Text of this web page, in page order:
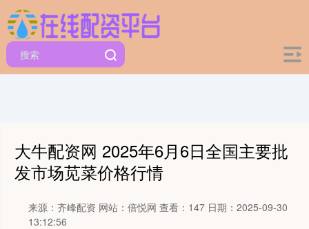
大牛配资网 2025年6月6日全国主要批
发市场苋菜价格行情
来源：齐峰配资 网站：倍悦网 查看：147 日期：2025-09-30
13:12:56